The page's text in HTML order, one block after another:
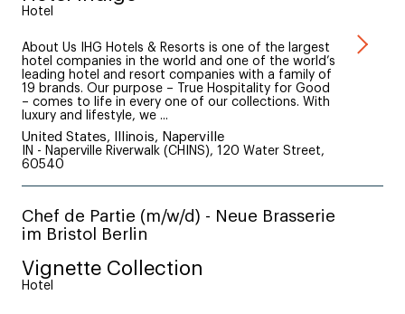
Hotel
About Us IHG Hotels & Resorts is one of the largest
hotel companies in the world and one of the world’s
leading hotel and resort companies with a family of
19 brands. Our purpose – True Hospitality for Good
– comes to life in every one of our collections. With
luxury and lifestyle, we ...
United States, Illinois, Naperville
IN - Naperville Riverwalk (CHINS), 120 Water Street,
60540
Chef de Partie (m/w/d) - Neue Brasserie
im Bristol Berlin
Vignette Collection
Hotel